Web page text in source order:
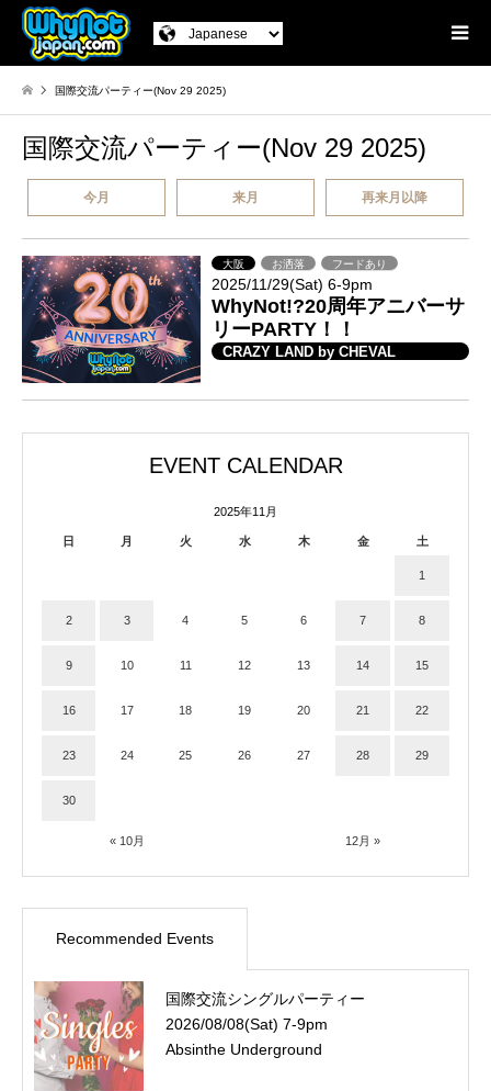
国際交流パーティー(Nov 29 2025)
国際交流パーティー(Nov 29 2025)
今月 来月 再来月以降
大阪 お洒落 フードあり
2025/11/29(Sat) 6-9pm
WhyNot!?20周年アニバーサ
リーPARTY！！
CRAZY LAND by CHEVAL
EVENT CALENDAR
2025年11月
日 月 火 水 木 金 土
« 10月 12月 »
1
2 3 4 5 6 7 8
9 10 11 12 13 14 15
16 17 18 19 20 21 22
23 24 25 26 27 28 29
30
Recommended Events
国際交流シングルパーティー
2026/08/08(Sat) 7-9pm
Absinthe Underground